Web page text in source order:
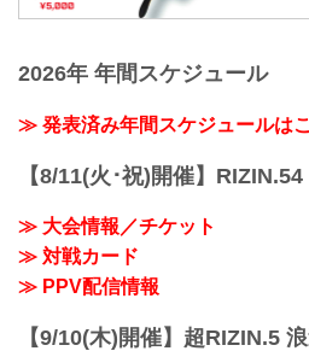
CLUB、
スで、
PPV販売ス
期間 応援
2026年 年間スケジュール
≫ 発表済み年間スケジュールは
【8/11(火･祝)開催】
≫ 大会情報／チケット
≫ 対戦カード
≫ PPV配信情報
【9/10(木)開催】超RIZIN.5